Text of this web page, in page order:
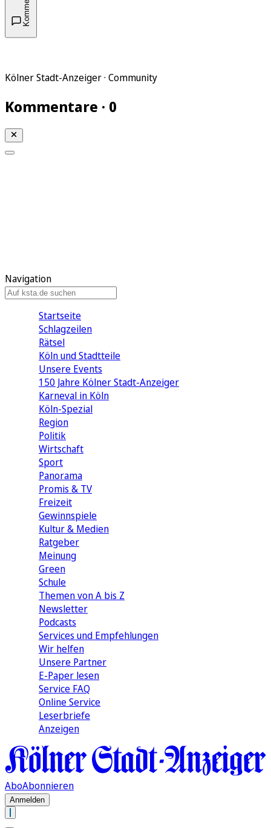
Kölner Stadt-Anzeiger · Community
Kommentare · 0
Navigation
Startseite
Schlagzeilen
Rätsel
Köln und Stadtteile
Unsere Events
150 Jahre Kölner Stadt-Anzeiger
Karneval in Köln
Köln-Spezial
Region
Politik
Wirtschaft
Sport
Panorama
Promis & TV
Freizeit
Gewinnspiele
Kultur & Medien
Ratgeber
Meinung
Green
Schule
Themen von A bis Z
Newsletter
Podcasts
Services und Empfehlungen
Wir helfen
Unsere Partner
E-Paper lesen
Service FAQ
Online Service
Leserbriefe
Anzeigen
AboAbonnieren
Anmelden